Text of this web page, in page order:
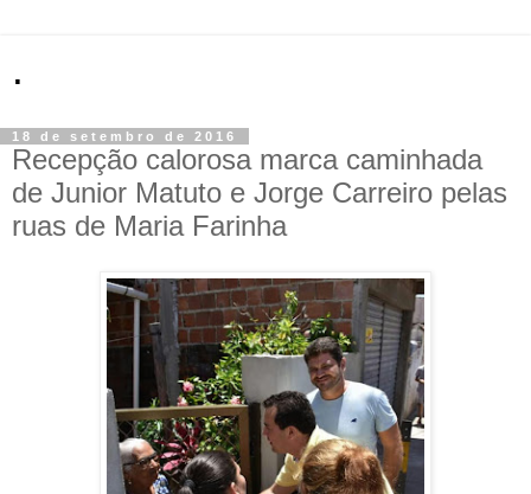
.
18 de setembro de 2016
Recepção calorosa marca caminhada
de Junior Matuto e Jorge Carreiro pelas
ruas de Maria Farinha